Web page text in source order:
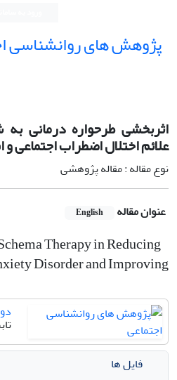
پژوهش های روانشناسی
اثربخشی طرحواره درمانی
علائم اختلال اضطراب اجتماعی
نوع مقاله : مقاله پژوهشی
عنوان مقاله English
Therapy in Reducing
Disorder and Improving
دوره
فایل ها